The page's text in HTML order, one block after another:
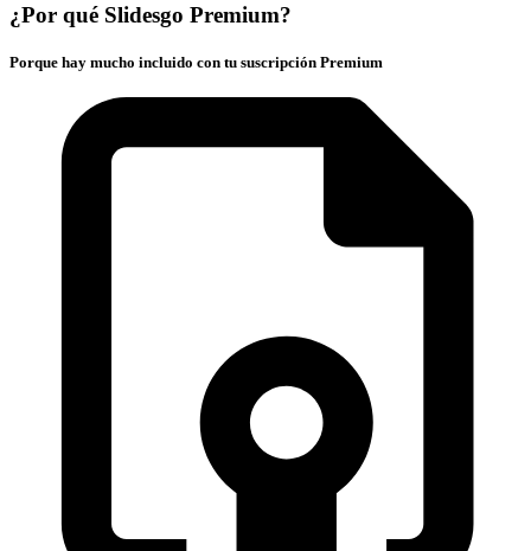
¿Por qué Slidesgo Premium?
Porque hay mucho incluido con tu suscripción Premium